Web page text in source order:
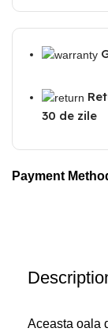
30 de zile
Payment
Aceasta oala